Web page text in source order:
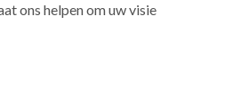
ons helpen om uw visie